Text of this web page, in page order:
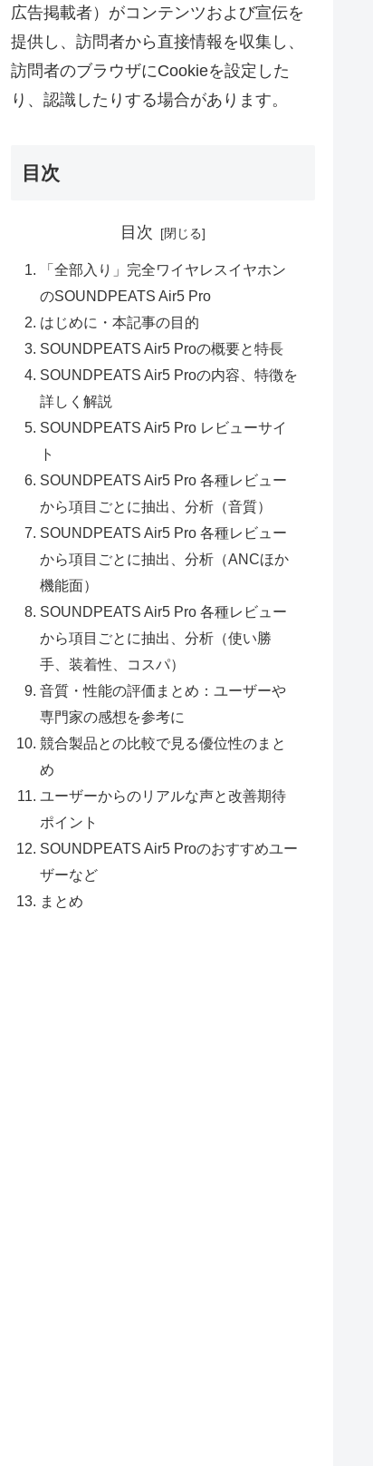
広告掲載者）がコンテンツおよび宣伝を
提供し、訪問者から直接情報を収集し、
訪問者のブラウザにCookieを設定した
り、認識したりする場合があります。
目次
目次
「全部入り」完全ワイヤレスイヤホン
のSOUNDPEATS Air5 Pro
はじめに・本記事の目的
SOUNDPEATS Air5 Proの概要と特長
SOUNDPEATS Air5 Proの内容、特徴を
詳しく解説
SOUNDPEATS Air5 Pro レビューサイ
ト
SOUNDPEATS Air5 Pro 各種レビュー
から項目ごとに抽出、分析（音質）
SOUNDPEATS Air5 Pro 各種レビュー
から項目ごとに抽出、分析（ANCほか
機能面）
SOUNDPEATS Air5 Pro 各種レビュー
から項目ごとに抽出、分析（使い勝
手、装着性、コスパ）
音質・性能の評価まとめ：ユーザーや
専門家の感想を参考に
競合製品との比較で見る優位性のまと
め
ユーザーからのリアルな声と改善期待
ポイント
SOUNDPEATS Air5 Proのおすすめユー
ザーなど
まとめ